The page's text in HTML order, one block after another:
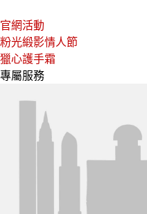
官網活動
粉光緞影情人節
獵心護手霜
專屬服務